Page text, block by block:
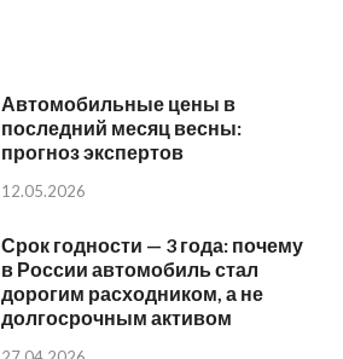
Автомобильные цены в
последний месяц весны:
прогноз экспертов
12.05.2026
Срок годности — 3 года: почему
в России автомобиль стал
дорогим расходником, а не
долгосрочным активом